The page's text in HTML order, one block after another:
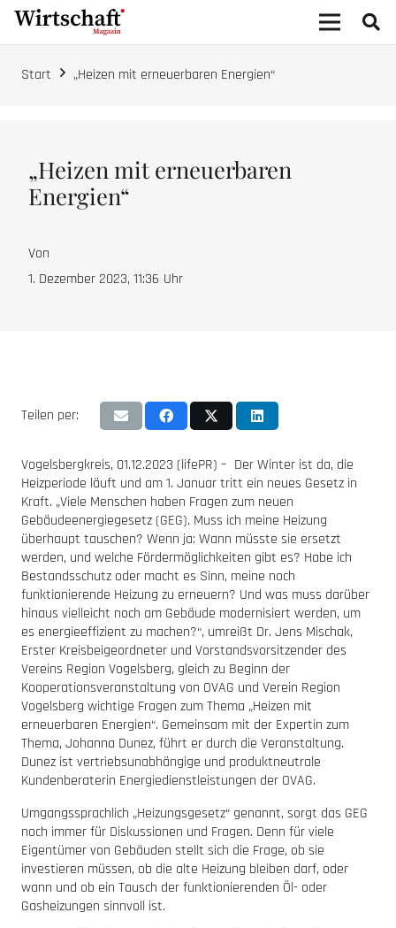
Start „Heizen mit erneuerbaren Energien“
„Heizen mit erneuerbaren
Energien“
Von
1. Dezember 2023, 11:36 Uhr
Teilen per:
Vogelsbergkreis, 01.12.2023 (lifePR) – Der Winter ist da, die
Heizperiode läuft und am 1. Januar tritt ein neues Gesetz in
Kraft. „Viele Menschen haben Fragen zum neuen
Gebäudeenergiegesetz (GEG). Muss ich meine Heizung
überhaupt tauschen? Wenn ja: Wann müsste sie ersetzt
werden, und welche Fördermöglichkeiten gibt es? Habe ich
Bestandsschutz oder macht es Sinn, meine noch
funktionierende Heizung zu erneuern? Und was muss darüber
hinaus vielleicht noch am Gebäude modernisiert werden, um
es energieeffizient zu machen?“, umreißt Dr. Jens Mischak,
Erster Kreisbeigeordneter und Vorstandsvorsitzender des
Vereins Region Vogelsberg, gleich zu Beginn der
Kooperationsveranstaltung von OVAG und Verein Region
Vogelsberg wichtige Fragen zum Thema „Heizen mit
erneuerbaren Energien“. Gemeinsam mit der Expertin zum
Thema, Johanna Dunez, führt er durch die Veranstaltung.
Dunez ist vertriebsunabhängige und produktneutrale
Kundenberaterin Energiedienstleistungen der OVAG.
Umgangssprachlich „Heizungsgesetz“ genannt, sorgt das GEG
noch immer für Diskussionen und Fragen. Denn für viele
Eigentümer von Gebäuden stellt sich die Frage, ob sie
investieren müssen, ob die alte Heizung bleiben darf, oder
wann und ob ein Tausch der funktionierenden Öl- oder
Gasheizungen sinnvoll ist.